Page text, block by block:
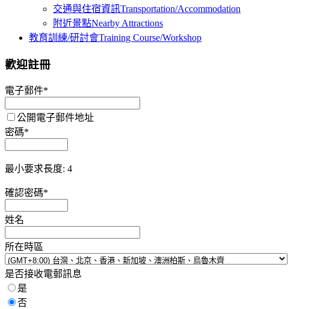
交通與住宿資訊Transportation/Accommodation
附近景點Nearby Attractions
教育訓練/研討會Training Course/Workshop
歡迎註冊
帳號(英文或數字)
最小要求長度: 8
最大長度: 64
電子郵件*
公開電子郵件地址
密碼*
最小要求長度: 4
確認密碼*
姓名
所在時區
是否接收電郵訊息
是
否